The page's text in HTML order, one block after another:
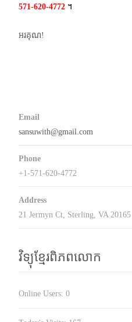
571-620-4772​ ។
អរគុណ!
Email
sansuwith@gmail.com
Phone
+1-571-620-4772
Address
21 Jermyn Ct, Sterling, VA 20165
វិទ្យុខ្មែរពិភពលោក
Online Users: 0